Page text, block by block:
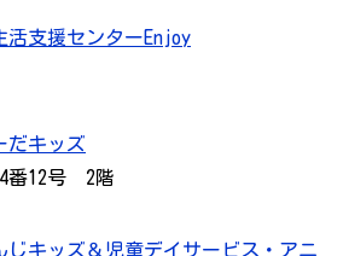
活支援センターEnjoy
だキッズ
番12号 2階
じキッズ＆児童デイサービス・アニ